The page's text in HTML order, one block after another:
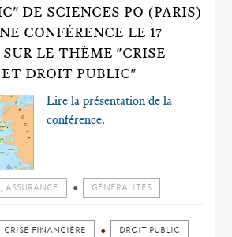
DE SCIENCES PO (PARIS)
CONFÉRENCE LE 17
SUR LE THÈME "CRISE
DROIT PUBLIC"
Lire la présentation de la
conférence.
ASSURANCE GÉNÉRALITÉS
CRISE FINANCIÈRE DROIT PUBLIC